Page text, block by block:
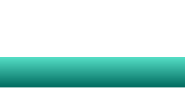
関連する案件